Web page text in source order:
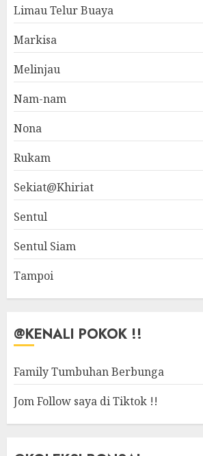
Limau Telur Buaya
Markisa
Melinjau
Nam-nam
Nona
Rukam
Sekiat@Khiriat
Sentul
Sentul Siam
Tampoi
@KENALI POKOK !!
Family Tumbuhan Berbunga
Jom Follow saya di Tiktok !!